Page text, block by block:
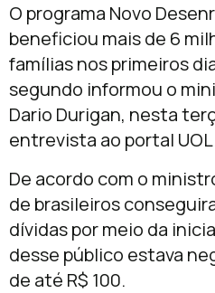
O programa Novo
beneficiou mais de 6
famílias nos primeiros
segundo informou o
Dario Durigan, nesta
entrevista ao portal
De acordo com o
de brasileiros
dívidas por meio da
desse público estava
de até R$ 100.